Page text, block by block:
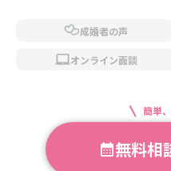
成婚者の声
オンライン面談
簡単
無料相